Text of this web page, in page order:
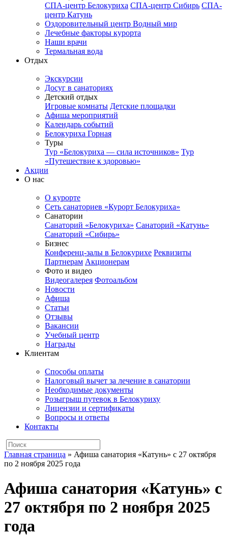
СПА-центр Белокуриха СПА-центр Сибирь СПА-
центр Катунь
Оздоровительный центр Водный мир
Лечебные факторы курорта
Наши врачи
Термальная вода
Отдых
Экскурсии
Досуг в санаториях
Детский отдых
Игровые комнаты Детские площадки
Афиша мероприятий
Календарь событий
Белокуриха Горная
Туры
Тур «Белокуриха — сила источников» Тур
«Путешествие к здоровью»
Акции
О нас
О курорте
Сеть санаториев «Курорт Белокуриха»
Санатории
Санаторий «Белокуриха» Санаторий «Катунь»
Санаторий «Сибирь»
Бизнес
Конференц-залы в Белокурихе Реквизиты
Партнерам Акционерам
Фото и видео
Видеогалерея Фотоальбом
Новости
Афиша
Статьи
Отзывы
Вакансии
Учебный центр
Награды
Клиентам
Способы оплаты
Налоговый вычет за лечение в санатории
Необходимые документы
Розыгрыш путевок в Белокуриху
Лицензии и сертификаты
Вопросы и ответы
Контакты
Главная страница » Афиша санатория «Катунь» с 27 октября
по 2 ноября 2025 года
Афиша санатория «Катунь» с
27 октября по 2 ноября 2025
года